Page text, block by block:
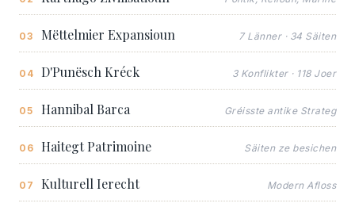
Mëttelmier Expansioun 7 Länner · 34 Säiten
D'Punësch Kréck 3 Konflikter · 118 Joer
Hannibal Barca Gréisste antike Strateg
Haitegt Patrimoine Säiten ze besichen
Kulturell Ierecht Modern Afloss